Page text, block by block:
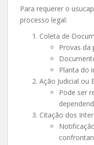
Para requerer o
processo legal:
Coleta de
Provas da
Planta do
Ação Judicial ou
Pode ser
Citação dos